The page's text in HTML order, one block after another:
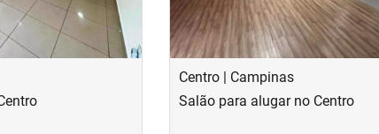
Centro | Campinas
Salão para alugar no Centro